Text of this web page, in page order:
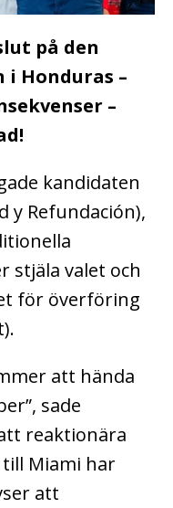
på den
Honduras –
–
kandidaten
y Refundación),
stjäla valet och
för överföring
att hända
sade
reaktionära
Miami har
att